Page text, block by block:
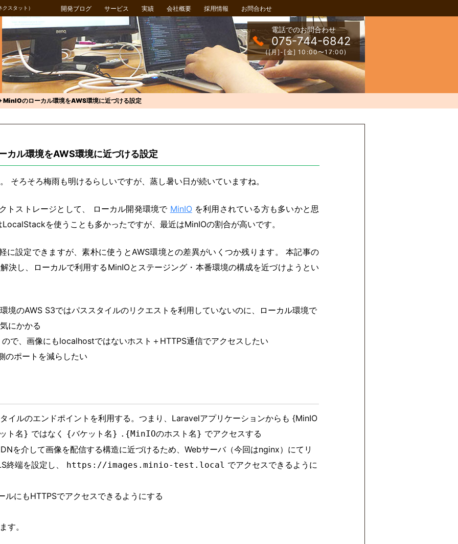
スタット） 開発ブログ サービス 実績 会社概要 採用情報 お問合わせ
電話でのお問合わせ
075-744-6842
([月]-[金] 10:00〜17:00)
MinIOのローカル環境をAWS環境に近づける設定
カル環境をAWS環境に近づける設定
そろそろ梅雨も明けるらしいですが、蒸し暑い日が続いていますね。
トストレージとして、 ローカル開発環境で MinIOを利用されている方も多いかと思
を使うことも多かったですが、最近はMinIOの割合が高いです。
に設定できますが、素朴に使うとAWS環境との差異がいくつか残ります。 本記事の
決し、ローカルで利用するMinIOとステージング・本番環境の構成を近づけようとい
境のAWS S3ではパススタイルのリクエストを利用していないのに、ローカル環境で
にかかる
で、画像にもlocalhostではないホスト＋HTTPS通信でアクセスしたい
のポートを減らしたい
イルのエンドポイントを利用する。つまり、Laravelアプリケーションからも {MinIO
ト名} ではなく {バケット名} .{MinIOのホスト名} でアクセスする
を介して画像を配信する構造に近づけるため、Webサーバ（今回はnginx）にてリ
終端を設定し、 https://images.minio-test.local でアクセスできるように
ルにもHTTPSでアクセスできるようにする
す。